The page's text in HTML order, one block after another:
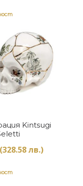
Kintsugi
(328.58 лв.)